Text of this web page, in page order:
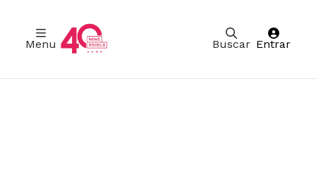
Buscar
Menu Entrar